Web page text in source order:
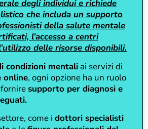
degli individui e richiede
che includa un supporto
della salute mentale
l’accesso a centri
delle risorse disponibili.
condizioni mentali ai servizi di
online, ogni opzione ha un ruolo
supporto per diagnosi e
come i dottori specialisti